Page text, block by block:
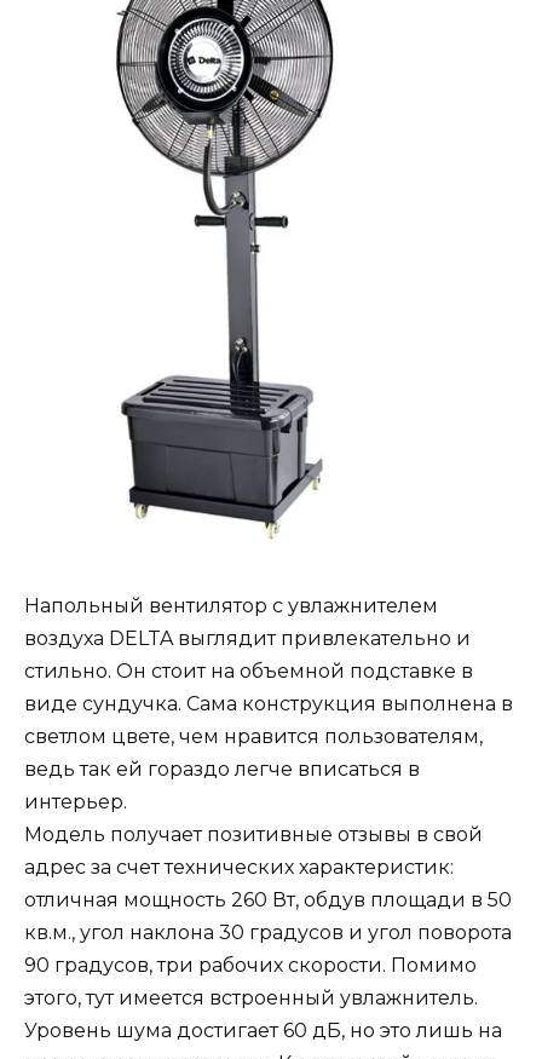
Напольный вентилятор с увлажнителем
воздуха DELTA выглядит привлекательно и
стильно. Он стоит на объемной подставке в
виде сундучка. Сама конструкция выполнена в
светлом цвете, чем нравится пользователям,
ведь так ей гораздо легче вписаться в
интерьер.
Модель получает позитивные отзывы в свой
адрес за счет технических характеристик:
отличная мощность 260 Вт, обдув площади в 50
кв.м., угол наклона 30 градусов и угол поворота
90 градусов, три рабочих скорости. Помимо
этого, тут имеется встроенный увлажнитель.
Уровень шума достигает 60 дБ, но это лишь на